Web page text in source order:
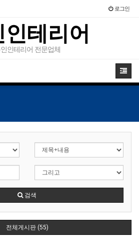
로그인
테리어
인테리어 전문업체
검색
전체게시판 (55)